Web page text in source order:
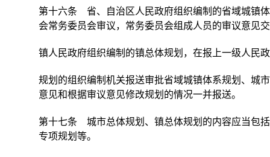
第十六条 省、自治区人民政府组织编制的省域城镇
会常务委员会审议，常务委员会组成人员的审议意见
镇人民政府组织编制的镇总体规划，在报上一级人民
规划的组织编制机关报送审批省域城镇体系规划、城
意见和根据审议意见修改规划的情况一并报送。
第十七条 城市总体规划、镇总体规划的内容应当包
专项规划等。